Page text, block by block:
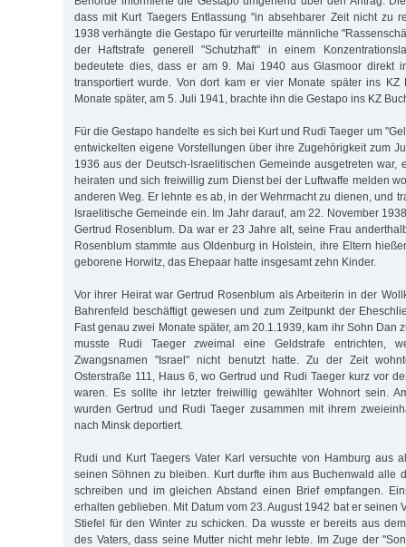
dass mit Kurt Taegers Entlassung "in absehbarer Zeit nicht zu
1938 verhängte die Gestapo für verurteilte männliche
der Haftstrafe generell "Schutz­haft" in einem
bedeutete dies, dass er am 9. Mai 1940 aus Glasmoor direkt
transportiert wurde. Von dort kam er vier Monate später ins KZ
Monate später, am 5. Juli 1941, brachte ihn die Gestapo ins KZ
Für die Gestapo handelte es sich bei Kurt und Rudi Taeger um
entwickelten eigene Vorstellungen über ihre Zugehörigkeit zum
1936 aus der Deutsch-Israelitischen Gemeinde ausgetreten war,
heiraten und sich freiwillig zum Dienst bei der Luftwaffe melden
anderen Weg. Er lehnte es ab, in der Wehrmacht zu dienen, und
Israelitische Gemeinde ein. Im Jahr darauf, am 22. November
Gertrud Rosenblum. Da war er 23 Jahre alt, seine Frau
Rosenblum stammte aus Oldenburg in Holstein, ihre Eltern
geborene Horwitz, das Ehepaar hatte insgesamt zehn Kinder.
Vor ihrer Heirat war Gertrud Rosenblum als Arbeiterin in der
Bahrenfeld beschäftigt gewesen und zum Zeitpunkt der
Fast genau zwei Monate später, am 20.1.1939, kam ihr Sohn Dan
musste Rudi Taeger zweimal eine Geldstrafe entrichten,
Zwangsnamen "Israel" nicht benutzt hatte. Zu der Zeit
Osterstraße 111, Haus 6, wo Gertrud und Rudi Taeger kurz vor
waren. Es sollte ihr letzter freiwillig gewählter Wohnort sein.
wurden Gertrud und Rudi Taeger zusammen mit ihrem
nach Minsk deportiert.
Rudi und Kurt Taegers Vater Karl versuchte von Hamburg aus
seinen Söhnen zu bleiben. Kurt durfte ihm aus Buchenwald alle
schreiben und im gleichen Abstand einen Brief empfangen.
erhalten geblieben. Mit Datum vom 23. August 1942 bat er seinen
Stiefel für den Winter zu schicken. Da wusste er bereits aus
des Vaters, dass seine Mutter nicht mehr lebte. Im Zuge der